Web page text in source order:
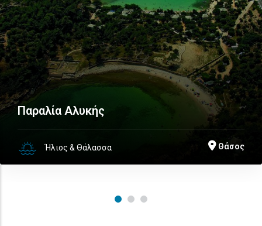
Παραλία Αλυκής
Ήλιος & Θάλασσα Θάσος